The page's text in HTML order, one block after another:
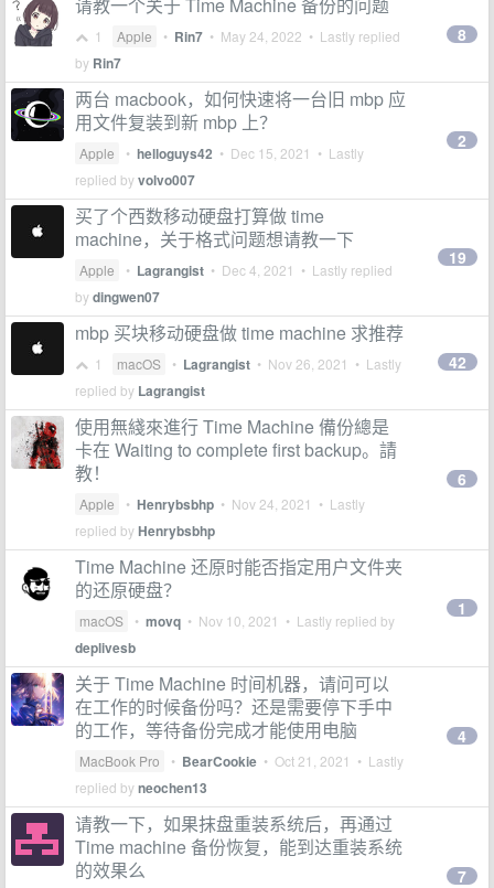
1 Apple • Rin7 • May 24, 2022 • Lastly replied
by Rin7
8
两台 macbook，如何快速将一台旧 mbp 应
用文件复装到新 mbp 上？
Apple • helloguys42 • Dec 15, 2021 • Lastly
replied byvolvo007
2
买了个西数移动硬盘打算做 time
machine，关于格式问题想请教一下
Apple • Lagrangist • Dec 4, 2021 • Lastly replied
bydingwen07
19
mbp 买块移动硬盘做 time machine 求推荐
1 macOS • Lagrangist • Nov 26, 2021 • Lastly
replied by Lagrangist
42
使用無綫來進行 Time Machine 備份總是
卡在 Waiting to complete first backup。請
教！
Apple • Henrybsbhp • Nov 24, 2021 • Lastly
replied byHenrybsbhp
6
Time Machine 还原时能否指定用户文件夹
的还原硬盘？
macOS • movq • Nov 10, 2021 • Lastly replied by
deplivesb
1
关于 Time Machine 时间机器，请问可以
在工作的时候备份吗？还是需要停下手中
的工作，等待备份完成才能使用电脑
MacBook Pro • BearCookie • Oct 21, 2021 • Lastly
replied byneochen13
4
请教一下，如果抹盘重装系统后，再通过
Time machine 备份恢复，能到达重装系统
的效果么
7